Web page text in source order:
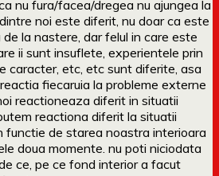
nu fura/facea/dregea nu ajungea la
noi este diferit, nu doar ca este
la nastere, dar felul in care este
ii sunt insuflete, experientele prin
caracter, etc, etc sunt diferite, asa
fiecaruia la probleme externe
reactioneaza diferit in situatii
reactiona diferit la situatii
functie de starea noastra interioara
doua momente. nu poti niciodata
ce, pe ce fond interior a facut